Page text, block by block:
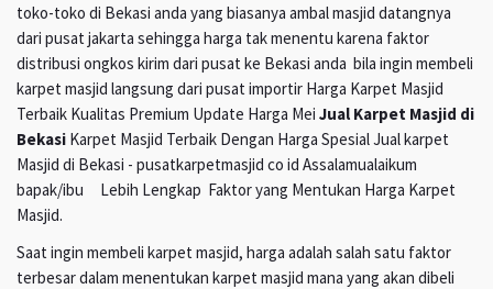
toko-toko di Bekasi anda yang biasanya ambal masjid datangnya
dari pusat jakarta sehingga harga tak menentu karena faktor
distribusi ongkos kirim dari pusat ke Bekasi anda bila ingin membeli
karpet masjid langsung dari pusat importir Harga Karpet Masjid
Terbaik Kualitas Premium Update Harga Mei Jual Karpet Masjid di
Bekasi Karpet Masjid Terbaik Dengan Harga Spesial Jual karpet
Masjid di Bekasi - pusatkarpetmasjid co id Assalamualaikum
bapak/ibu Lebih Lengkap Faktor yang Mentukan Harga Karpet
Masjid.
Saat ingin membeli karpet masjid, harga adalah salah satu faktor
terbesar dalam menentukan karpet masjid mana yang akan dibeli